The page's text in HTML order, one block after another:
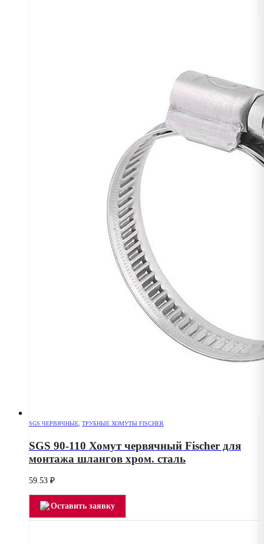
SGS ЧЕРВЯЧНЫЕ ТРУБНЫЕ ХОМУТЫ FISCHER
SGS 90-110 Хомут червячный Fischer для
монтажа шлангов хром. сталь
59.53 ₽
Оставить заявку